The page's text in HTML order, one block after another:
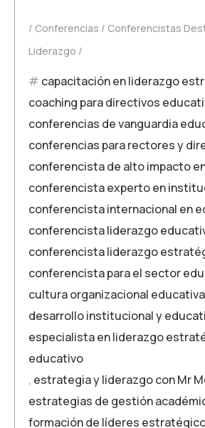
Conferencias
Conferencistas
Liderazgo
capacitación en liderazgo
coaching para directivos
conferencias de vanguardia
conferencias para rectores y
conferencista de alto impacto
conferencista experto en
conferencista internacional en
conferencista liderazgo
conferencista liderazgo
conferencista para el sector
cultura organizacional educativa
desarrollo institucional y
especialista en liderazgo
educativo
, estrategia y liderazgo con Mr
estrategias de gestión
formación de líderes